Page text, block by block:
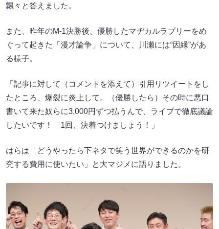
飄々と答えました。
また、昨年のM-1決勝後、優勝したマヂカルラブリーをめ
ぐって起きた「漫才論争」について、川瀬には“因縁”があ
る様子。
「記事に対して（コメントを添えて）引用リツイートをし
たところ、爆裂に炎上して。（優勝したら）その時に悪口
書いて来た奴らに3,000円ずつ払うんで、ライブで徹底議論
したいです！ 1回、決着つけましょう！」
はらは「どうやったら下ネタで笑う世界ができるのかを研
究する費用に使いたい」と大マジメに語りました。